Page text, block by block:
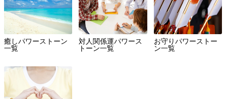
癒しパワーストーン
一覧
対人関係運パワース
トーン一覧
お守りパワーストー
ン一覧